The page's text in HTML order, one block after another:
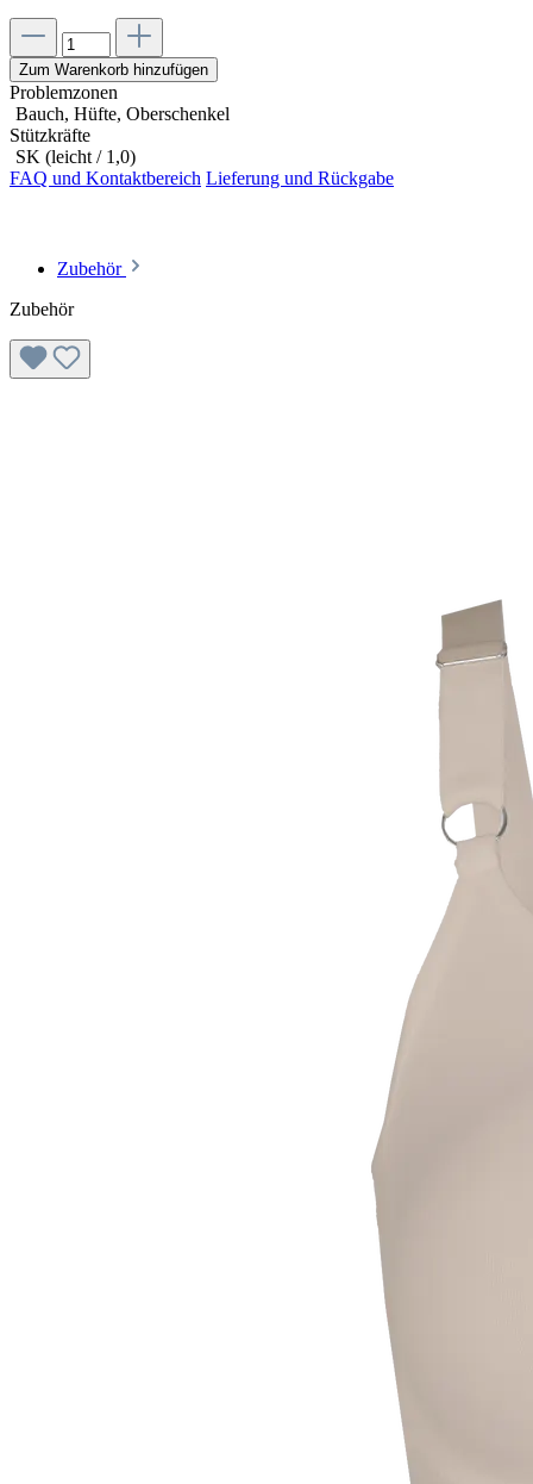
Zum Warenkorb hinzufügen
Problemzonen
Bauch, Hüfte, Oberschenkel
Stützkräfte
SK (leicht / 1,0)
FAQ und Kontaktbereich Lieferung und Rückgabe
Zubehör
Zubehör